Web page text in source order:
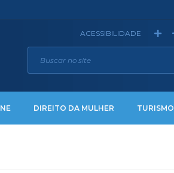
ACESSIBILIDADE
DIREITO DA MULHER TURISMO